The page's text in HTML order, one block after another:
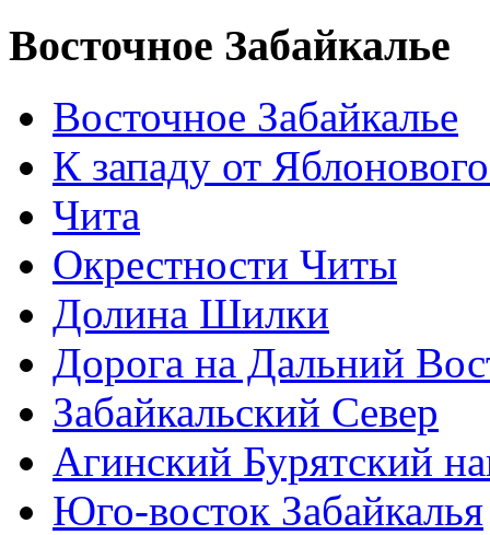
Восточное Забайкалье
Восточное Забайкалье
К западу от
Чита
Окрестности Читы
Долина Шилки
Дорога на Дальний
Забайкальский Север
Агинский Бурятский
Юго-восток Забайкалья